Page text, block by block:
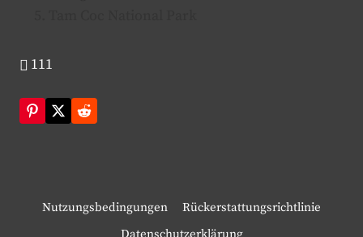
111
Nutzungsbedingungen
Rückerstattungsrichtlinie
Datenschutzerklärung